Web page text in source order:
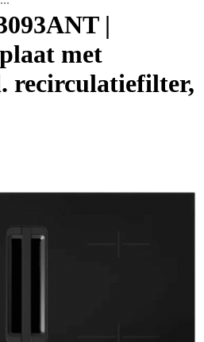
|
met
recirculatiefilter,